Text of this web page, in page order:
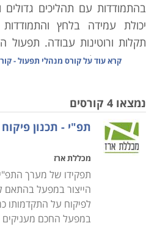
בהתמודדות עם תהליכים גדולים
יכולת עמידה בלחץ
תקלות ורוטינות עבודה. תפעול
חברה, מפעל או ארגון שבו
מדידה, ניתוח ופיקוח המייעלים
תחום זה כולל, בין היתר, ניהול
ניהול מלאי, ניהול איכות,
התפעול הוא קריטי לתפקוד
חברות גדולות, חברות הייטק,
תהליכים מורכבים בתחום הרכש,
שבהן נדרשת פונקציה ארגונית
קרא עוד עלקורס מנהלי תפעול - קורסים
נמצאו 4 קורסים
תפ"י - תכנון
מכללת ארז
תפקידו של מערך התפ"י
הייצור במפעל בהתאם
לפיקוח על התקדמותו
במפעל החכם